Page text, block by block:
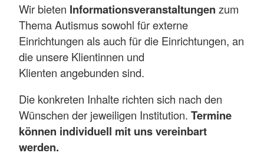
Wir bieten Informationsveranstaltungen zum
Thema Autismus sowohl für externe
Einrichtungen als auch für die Einrichtungen, an
die unsere Klientinnen und
Klienten angebunden sind.
Die konkreten Inhalte richten sich nach den
Wünschen der jeweiligen Institution. Termine
können individuell mit uns vereinbart
werden.